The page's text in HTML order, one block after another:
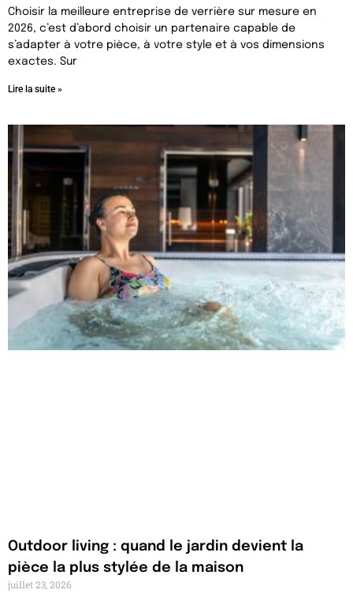
Choisir la meilleure entreprise de verrière sur mesure en
2026, c’est d’abord choisir un partenaire capable de
s’adapter à votre pièce, à votre style et à vos dimensions
exactes. Sur
Lire la suite »
Outdoor living : quand le jardin devient la
pièce la plus stylée de la maison
juillet 23, 2026